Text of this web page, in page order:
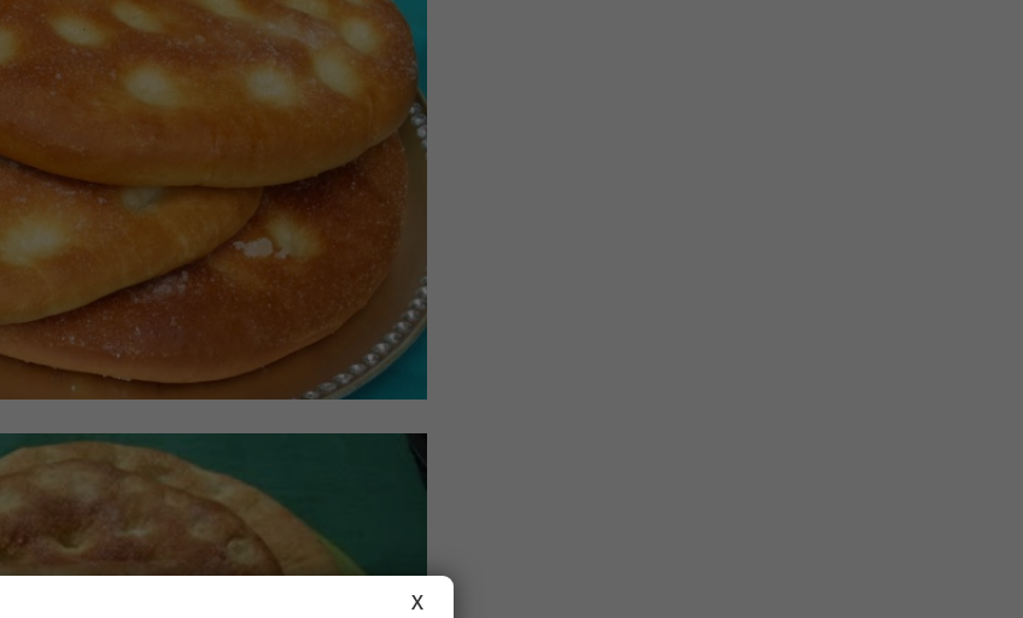
X